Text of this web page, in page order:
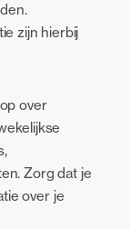
zijn hierbij
over
Zorg dat je
over je